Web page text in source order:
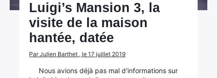
Luigi’s Mansion 3, la
visite de la maison
hantée, datée
Par Julien Barthet , le 17 juillet 2019
Nous avions déjà pas mal d'informations sur